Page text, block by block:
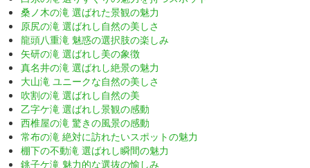
桑ノ木の滝 選ばれた景観の魅力
原尻の滝 選ばれし自然の美しさ
龍頭八重滝 魅惑の選択肢の楽しみ
矢研の滝 選ばれし美の象徴
真名井の滝 選ばれし絶景の魅力
大山滝 ユニークな自然の美しさ
吹割の滝 選ばれし自然の美
乙字ケ滝 選ばれし景観の感動
西椎屋の滝 驚きの風景の感動
常布の滝 絶対に訪れたいスポットの魅力
棚下の不動滝 選ばれし瞬間の魅力
銚子ケ滝 魅力的な選抜の愉しみ